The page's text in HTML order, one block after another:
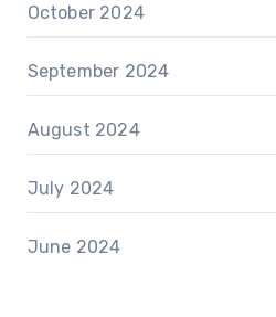
October 2024
September 2024
August 2024
July 2024
June 2024